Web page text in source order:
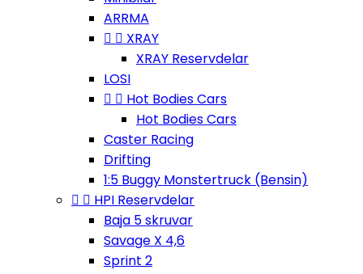
ARRMA
  XRAY
XRAY Reservdelar
LOSI
  Hot Bodies Cars
Hot Bodies Cars
Caster Racing
Drifting
1:5 Buggy Monstertruck (Bensin)
  HPI Reservdelar
Baja 5 skruvar
Savage X 4,6
Sprint 2